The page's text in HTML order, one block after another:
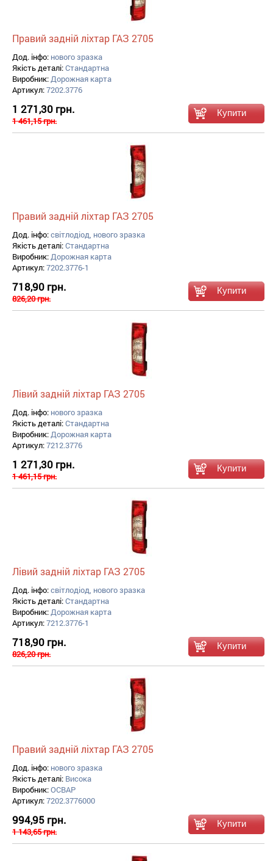
Правий задній ліхтар ГАЗ 2705
Дод. інфо: нового зразка
Якість деталі:Стандартна
Виробник:Дорожная карта
Артикул:7202.3776
1 271,30 грн.
1 461,15 грн.
Правий задній ліхтар ГАЗ 2705
Дод. інфо:світлодіод, нового зразка
Якість деталі:Стандартна
Виробник:Дорожная карта
Артикул:7202.3776-1
718,90 грн.
826,20 грн.
Лівий задній ліхтар ГАЗ 2705
Дод. інфо: нового зразка
Якість деталі:Стандартна
Виробник:Дорожная карта
Артикул:7212.3776
1 271,30 грн.
1 461,15 грн.
Лівий задній ліхтар ГАЗ 2705
Дод. інфо:світлодіод, нового зразка
Якість деталі:Стандартна
Виробник:Дорожная карта
Артикул:7212.3776-1
718,90 грн.
826,20 грн.
Правий задній ліхтар ГАЗ 2705
Дод. інфо: нового зразка
Якість деталі: Висока
Виробник:ОСВАР
Артикул:7202.3776000
994,95 грн.
1 143,65 грн.